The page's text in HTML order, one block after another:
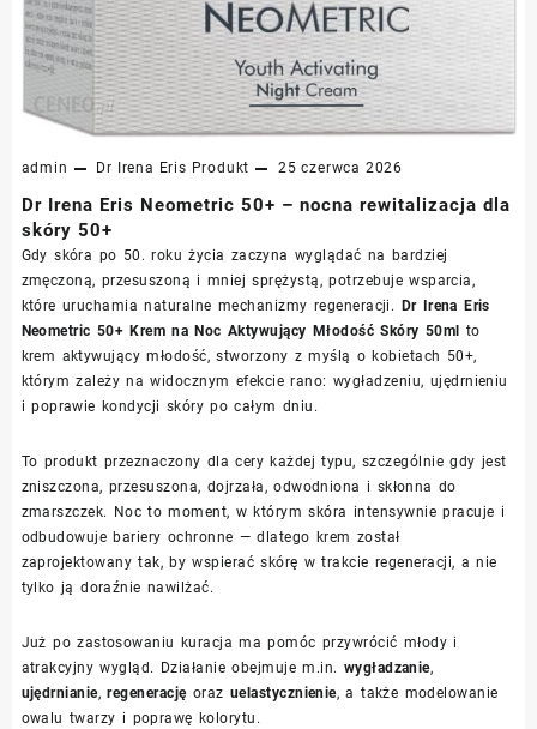
admin Dr Irena Eris Produkt 25 czerwca 2026
Dr Irena Eris Neometric 50+ – nocna rewitalizacja dla
skóry 50+
Gdy skóra po 50. roku życia zaczyna wyglądać na bardziej
zmęczoną, przesuszoną i mniej sprężystą, potrzebuje wsparcia,
które uruchamia naturalne mechanizmy regeneracji.
Dr Irena Eris
Neometric 50+ Krem na Noc Aktywujący Młodość Skóry 50ml
to
krem aktywujący młodość, stworzony z myślą o kobietach 50+,
którym zależy na widocznym efekcie rano: wygładzeniu, ujędrnieniu
i poprawie kondycji skóry po całym dniu.
To produkt przeznaczony dla cery każdej typu, szczególnie gdy jest
zniszczona, przesuszona, dojrzała, odwodniona i skłonna do
zmarszczek. Noc to moment, w którym skóra intensywnie pracuje i
odbudowuje bariery ochronne — dlatego krem został
zaprojektowany tak, by wspierać skórę w trakcie regeneracji, a nie
tylko ją doraźnie nawilżać.
Już po zastosowaniu kuracja ma pomóc przywrócić młody i
atrakcyjny wygląd. Działanie obejmuje m.in. wygładzanie,
ujędrnianie,regeneracjęoraz uelastycznienie, a także modelowanie
owalu twarzy i poprawę kolorytu.